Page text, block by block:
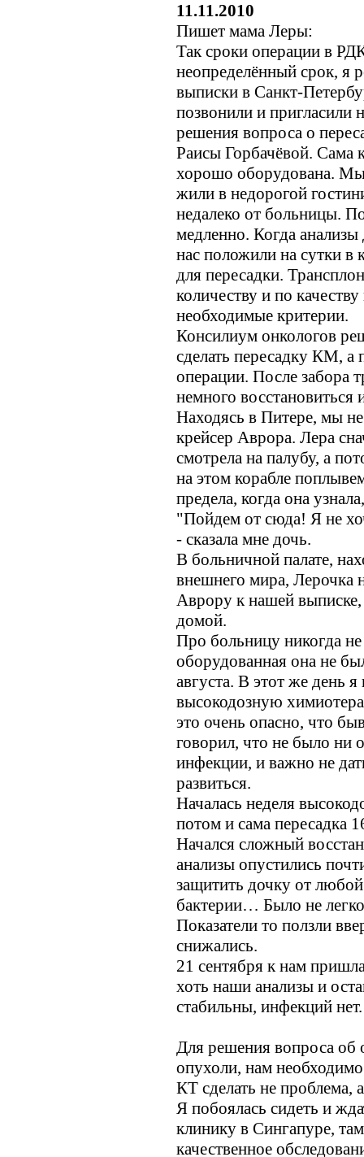
11.11.2010
Пишет мама Леры:
Так сроки операции в
неопределённый срок, я
выписки в Санкт-
позвонили и пригласили
решения вопроса о
Раисы Горбачёвой. Сама
хорошо оборудована. Мы
жили в недорогой
недалеко от больницы.
медленно. Когда
нас положили на сутки в
для пересадки.
количеству и по
необходимые критерии.
Консилиум онкологов
сделать пересадку КМ,
операции. После забора
немного восстановиться
Находясь в Питере, мы
крейсер Аврора. Лера
смотрела на палубу, а
на этом корабле
предела, когда она
"Пойдем от сюда! Я не
- сказала мне дочь.
В больничной палате,
внешнего мира, Лерочка
Аврору к нашей
домой.
Про больницу никогда
оборудованная она не
августа. В этот же день я
высокодозную
это очень опасно, что
говорил, что не было ни
инфекции, и важно не
развиться.
Началась неделя
потом и сама пересадка
Начался сложный
анализы опустились
защитить дочку от
бактерии… Было не
Показатели то ползли
снижались.
21 сентября к нам
хоть наши анализы и
стабильны, инфекций
Для решения вопроса об
опухоли, нам
КТ сделать не проблема,
Я побоялась сидеть и
клинику в Сингапуре,
качественное